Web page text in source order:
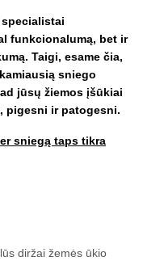
specialistai
funkcionalumą, bet ir
Taigi, esame čia,
sniego
jūsų žiemos įšūkiai
pigesni ir patogesni.
sniegą taps tikra
diržai žemės ūkio